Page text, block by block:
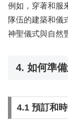
例如，穿著和服
隊伍的建築和儀
神聖儀式與自然
4. 如何準
4.1 預訂和